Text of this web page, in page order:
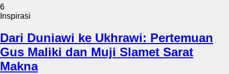
6
Inspirasi
Dari Duniawi ke Ukhrawi: Pertemuan
Gus Maliki dan Muji Slamet Sarat
Makna